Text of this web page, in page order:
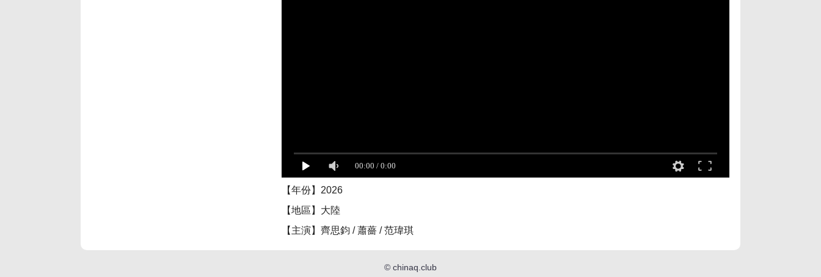
【年份】2026
【地區】大陸
【主演】齊思鈞 / 蕭薔 / 范瑋琪
© chinaq.club